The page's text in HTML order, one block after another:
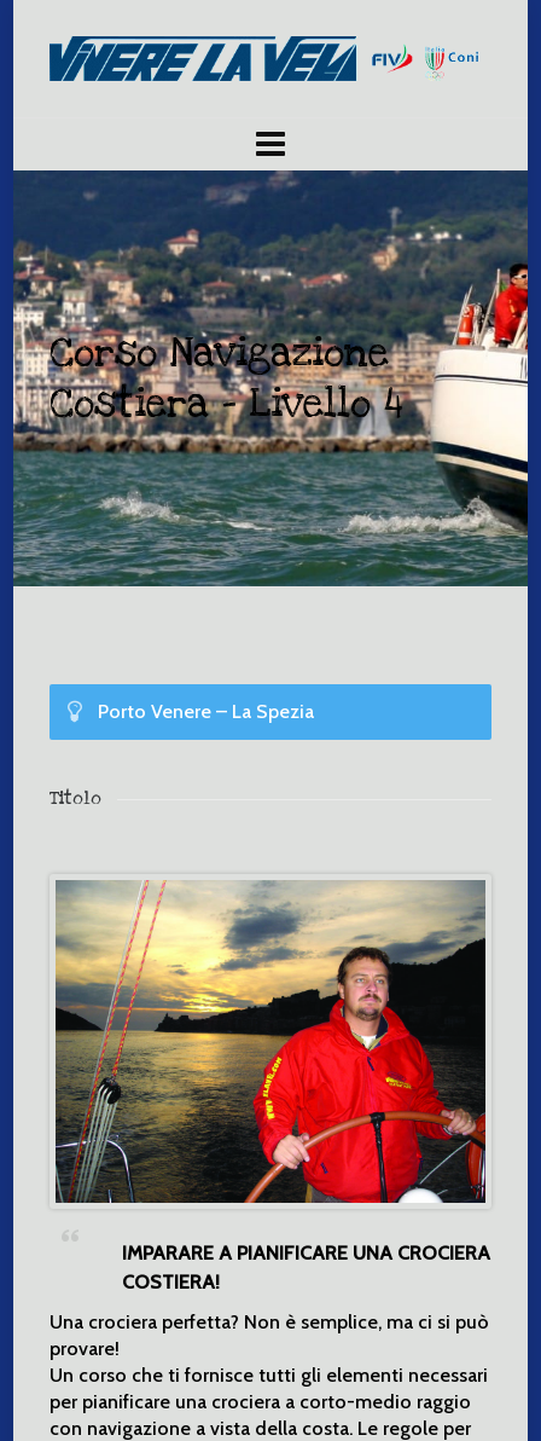
Corso Navigazione
Costiera – Livello 4
Porto Venere – La Spezia
Titolo
IMPARARE A PIANIFICARE UNA CROCIERA
COSTIERA!
Una crociera perfetta? Non è semplice, ma ci si può
provare!
Un corso che ti fornisce tutti gli elementi necessari
per pianificare una crociera a corto-medio raggio
con navigazione a vista della costa. Le regole per